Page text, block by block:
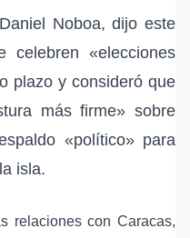
Daniel Noboa, dijo este
celebren «elecciones
plazo y consideró que
más firme» sobre
«político» para
isla.
relaciones con Caracas,